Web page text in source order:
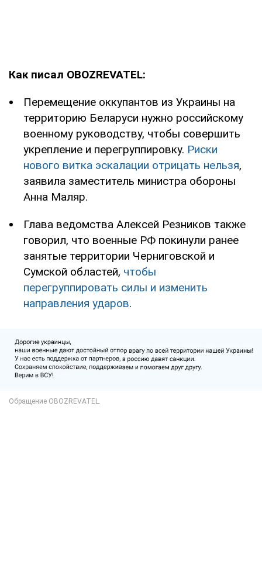
Как писал OBOZREVATEL:
Перемещение оккупантов из Украины на
территорию Беларуси нужно российскому
военному руководству, чтобы совершить
укрепление и перегруппировку. Риски
нового витка эскалации отрицать нельзя,
заявила заместитель министра обороны
Анна Маляр.
Глава ведомства Алексей Резников также
говорил, что военные РФ покинули ранее
занятые территории Черниговской и
Сумской областей, чтобы
перегруппировать силы и изменить
направления ударов.